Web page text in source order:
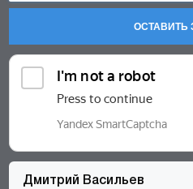
ОСТАВИТЬ
Дмитрий Васильев